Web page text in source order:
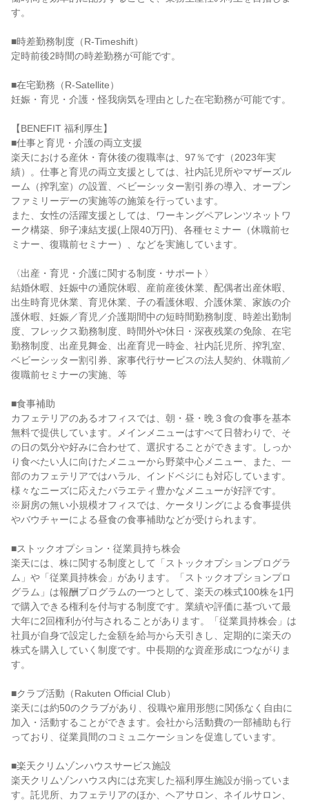
す。
■時差勤務制度（R-Timeshift）
定時前後2時間の時差勤務が可能です。
■在宅勤務（R-Satellite）
妊娠・育児・介護・怪我病気を理由とした在宅勤務が可能です。
【BENEFIT 福利厚生】
■仕事と育児・介護の両立支援
楽天における産休・育休後の復職率は、97％です（2023年実
績）。仕事と育児の両立支援としては、社内託児所やマザーズル
ーム（搾乳室）の設置、ベビーシッター割引券の導入、オープン
ファミリーデーの実施等の施策を行っています。
また、女性の活躍支援としては、ワーキングペアレンツネットワ
ーク構築、卵子凍結支援(上限40万円)、各種セミナー（休職前セ
ミナー、復職前セミナー）、などを実施しています。
〈出産・育児・介護に関する制度・サポート〉
結婚休暇、妊娠中の通院休暇、産前産後休業、配偶者出産休暇、
出生時育児休業、育児休業、子の看護休暇、介護休業、家族の介
護休暇、妊娠／育児／介護期間中の短時間勤務制度、時差出勤制
度、フレックス勤務制度、時間外や休日・深夜残業の免除、在宅
勤務制度、出産見舞金、出産育児一時金、社内託児所、搾乳室、
ベビーシッター割引券、家事代行サービスの法人契約、休職前／
復職前セミナーの実施、等
■食事補助
カフェテリアのあるオフィスでは、朝・昼・晩３食の食事を基本
無料で提供しています。メインメニューはすべて日替わりで、そ
の日の気分や好みに合わせて、選択することができます。しっか
り食べたい人に向けたメニューから野菜中心メニュー、また、一
部のカフェテリアではハラル、インドベジにも対応しています。
様々なニーズに応えたバラエティ豊かなメニューが好評です。
※厨房の無い小規模オフィスでは、ケータリングによる食事提供
やバウチャーによる昼食の食事補助などが受けられます。
■ストックオプション・従業員持ち株会
楽天には、株に関する制度として「ストックオプションプログラ
ム」や「従業員持株会」があります。「ストックオプションプロ
グラム」は報酬プログラムの一つとして、楽天の株式100株を1円
で購入できる権利を付与する制度です。業績や評価に基づいて最
大年に2回権利が付与されることがあります。「従業員持株会」は
社員が自身で設定した金額を給与から天引きし、定期的に楽天の
株式を購入していく制度です。中長期的な資産形成につながりま
す。
■クラブ活動（Rakuten Official Club）
楽天には約50のクラブがあり、役職や雇用形態に関係なく自由に
加入・活動することができます。会社から活動費の一部補助も行
っており、従業員間のコミュニケーションを促進しています。
■楽天クリムゾンハウスサービス施設
楽天クリムゾンハウス内には充実した福利厚生施設が揃っていま
す。託児所、カフェテリアのほか、ヘアサロン、ネイルサロン、